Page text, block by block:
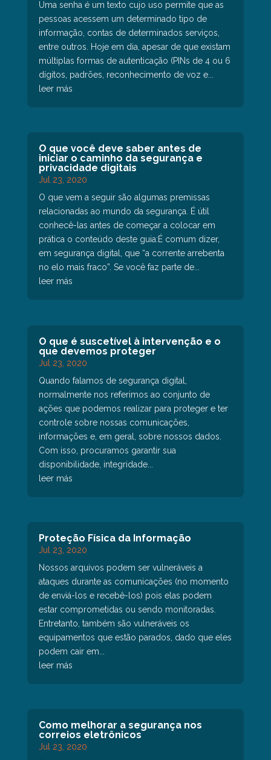
Uma senha é um texto cujo uso permite que as
pessoas acessem um determinado tipo de
informação, contas de determinados serviços,
entre outros. Hoje em dia, apesar de que existam
múltiplas formas de autenticação (PINs de 4 ou 6
dígitos, padrões, reconhecimento de voz e...
leer más
O que você deve saber antes de
iniciar o caminho da segurança e
privacidade digitais
Jul 23, 2020
O que vem a seguir são algumas premissas
relacionadas ao mundo da segurança. É útil
conhecê-las antes de começar a colocar em
prática o conteúdo deste guia:É comum dizer,
em segurança digital, que “a corrente arrebenta
no elo mais fraco”. Se você faz parte de...
leer más
O que é suscetível à intervenção e o
que devemos proteger
Jul 23, 2020
Quando falamos de segurança digital,
normalmente nos referimos ao conjunto de
ações que podemos realizar para proteger e ter
controle sobre nossas comunicações,
informações e, em geral, sobre nossos dados.
Com isso, procuramos garantir sua
disponibilidade, integridade...
leer más
Proteção Física da Informação
Jul 23, 2020
Nossos arquivos podem ser vulneráveis a
ataques durante as comunicações (no momento
de enviá-los e recebê-los) pois elas podem
estar comprometidas ou sendo monitoradas.
Entretanto, também são vulneráveis os
equipamentos que estão parados, dado que eles
podem cair em...
leer más
Como melhorar a segurança nos
correios eletrônicos
Jul 23, 2020